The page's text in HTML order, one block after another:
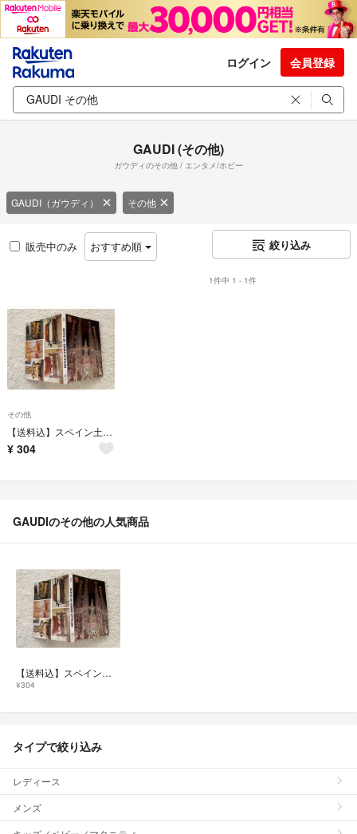
ログイン 会員登録
GAUDI (その他)
ガウディのその他 / エンタメ/ホビー
GAUDI（ガウディ） その他
販売中のみ おすすめ順 絞り込み
1件中 1 - 1件
その他
【送料込】スペイン土産 ガウディ作品ポストカード 10枚つづり
¥ 304
GAUDIのその他の人気商品
【送料込】スペイン土産 ガウディ作品ポストカード 10枚つづり
¥304
タイプで絞り込み
レディース
メンズ